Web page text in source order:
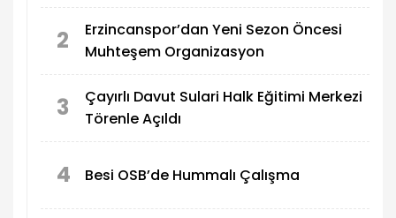
2
Erzincanspor’dan Yeni Sezon Öncesi
Muhteşem Organizasyon
3
Çayırlı Davut Sulari Halk Eğitimi Merkezi
Törenle Açıldı
4 Besi OSB’de Hummalı Çalışma